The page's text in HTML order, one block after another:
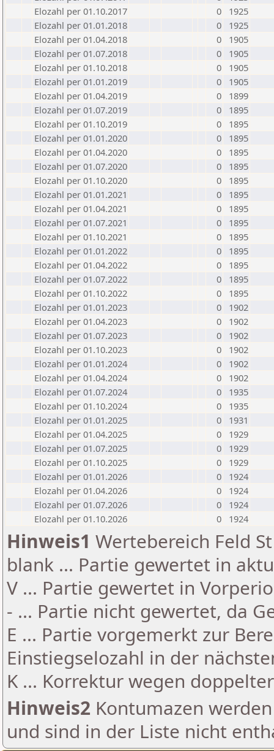
Elozahl per 01.10.2017
0
1925
Elozahl per 01.01.2018
0
1925
Elozahl per 01.04.2018
0
1905
Elozahl per 01.07.2018
0
1905
Elozahl per 01.10.2018
0
1905
Elozahl per 01.01.2019
0
1905
Elozahl per 01.04.2019
0
1899
Elozahl per 01.07.2019
0
1895
Elozahl per 01.10.2019
0
1895
Elozahl per 01.01.2020
0
1895
Elozahl per 01.04.2020
0
1895
Elozahl per 01.07.2020
0
1895
Elozahl per 01.10.2020
0
1895
Elozahl per 01.01.2021
0
1895
Elozahl per 01.04.2021
0
1895
Elozahl per 01.07.2021
0
1895
Elozahl per 01.10.2021
0
1895
Elozahl per 01.01.2022
0
1895
Elozahl per 01.04.2022
0
1895
Elozahl per 01.07.2022
0
1895
Elozahl per 01.10.2022
0
1895
Elozahl per 01.01.2023
0
1902
Elozahl per 01.04.2023
0
1902
Elozahl per 01.07.2023
0
1902
Elozahl per 01.10.2023
0
1902
Elozahl per 01.01.2024
0
1902
Elozahl per 01.04.2024
0
1902
Elozahl per 01.07.2024
0
1935
Elozahl per 01.10.2024
0
1935
Elozahl per 01.01.2025
0
1931
Elozahl per 01.04.2025
0
1929
Elozahl per 01.07.2025
0
1929
Elozahl per 01.10.2025
0
1929
Elozahl per 01.01.2026
0
1924
Elozahl per 01.04.2026
0
1924
Elozahl per 01.07.2026
0
1924
Elozahl per 01.10.2026
0 1924
Hinweis1 Wertebereich Feld
blank ... Partie gewertet in
V ... Partie gewertet in
- ... Partie nicht gewertet, da
E ... Partie vorgemerkt zur
Einstiegselozahl in der
K ... Korrektur wegen
Hinweis2 Kontumazen
und sind in der Liste nicht